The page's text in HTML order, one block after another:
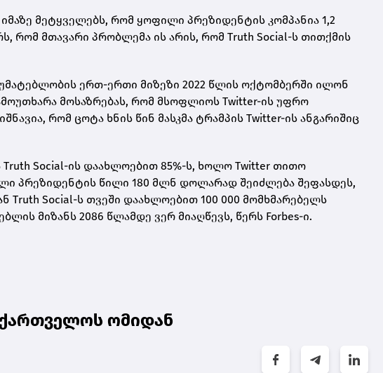
მეტყველებს, რომ ყოფილი პრეზიდენტის კომპანია 1,2
რომ მთავარი პრობლემა ის არის, რომ Truth Social-ს თითქმის
ერთ-ერთი მიზეზი 2022 წლის ოქტომბერში ილონ
მოსაზრებას, რომ მსოფლიოს Twitter-ის უფრო
რომ ცოტა ხნის წინ მასკმა ტრამპის Twitter-ის ანგარიშიც
Social-ის დაახლოებით 85%-ს, ხოლო Twitter თითო
პრეზიდენტის წილი 180 მლნ დოლარად შეიძლება შეფასდეს,
Truth Social-ს თვეში დაახლოებით 100 000 მომხმარებელს
მიზანს 2086 წლამდე ვერ მიაღწევს, წერს Forbes-ი.
ომიდან